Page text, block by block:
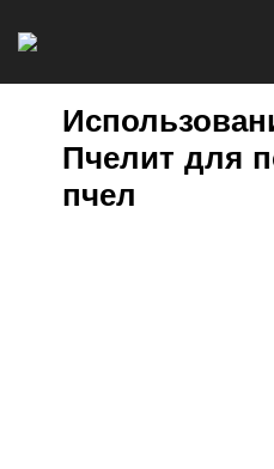
Пчелит для
пчел